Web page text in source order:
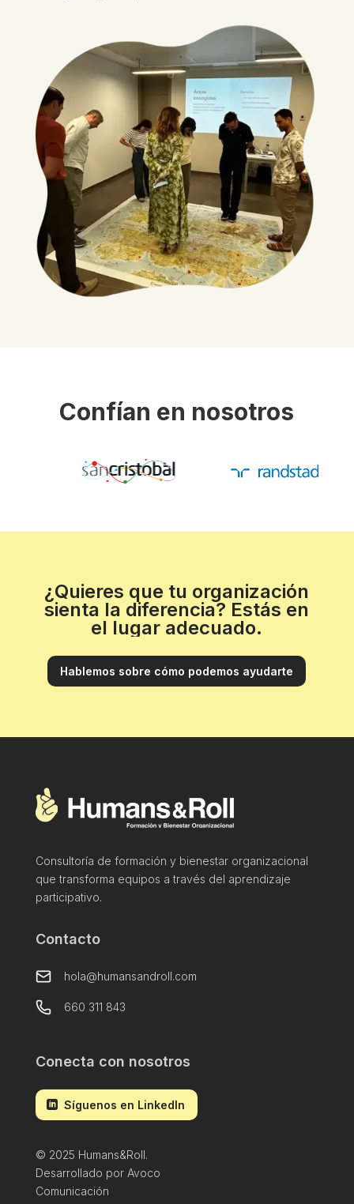
Confían en nosotros
¿Quieres que tu organización
sienta la diferencia? Estás en
el lugar adecuado.
Hablemos sobre cómo podemos ayudarte
Consultoría de formación y bienestar organizacional
que transforma equipos a través del aprendizaje
participativo.
Contacto
hola@humansandroll.com
660 311 843
Conecta con nosotros
‎ Síguenos en LinkedIn
© 2025 Humans&Roll.
Desarrollado por Avoco
Comunicación